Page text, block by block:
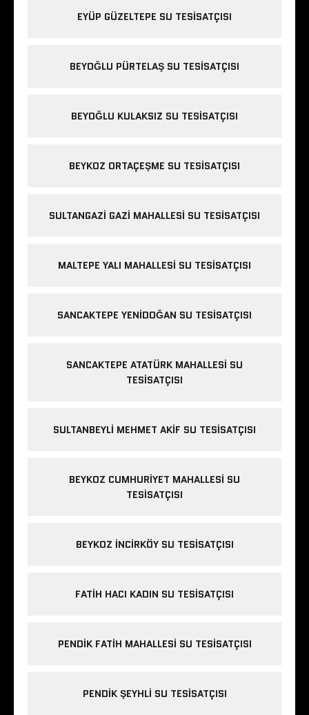
EYÜP GÜZELTEPE SU TESISATÇISI
BEYOĞLU PÜRTELAŞ SU TESISATÇISI
BEYOĞLU KULAKSIZ SU TESISATÇISI
BEYKOZ ORTAÇEŞME SU TESISATÇISI
SULTANGAZI GAZI MAHALLESI SU TESISATÇISI
MALTEPE YALI MAHALLESI SU TESISATÇISI
SANCAKTEPE YENIDOĞAN SU TESISATÇISI
SANCAKTEPE ATATÜRK MAHALLESI SU
TESISATÇISI
SULTANBEYLI MEHMET AKIF SU TESISATÇISI
BEYKOZ CUMHURIYET MAHALLESI SU
TESISATÇISI
BEYKOZ INCIRKÖY SU TESISATÇISI
FATIH HACI KADIN SU TESISATÇISI
PENDIK FATIH MAHALLESI SU TESISATÇISI
PENDIK ŞEYHLI SU TESISATÇISI